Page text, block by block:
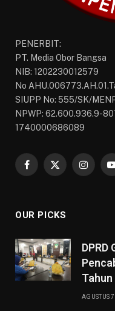
PENERBIT:
PT. Media Obor Bangsa
NIB: 1202230012579
No
SIUPP No: 555/SK/
NPWP: 62.600.936.9-
1740000686089
Facebook
X
OUR PICKS
DPRD
AGUSTUS